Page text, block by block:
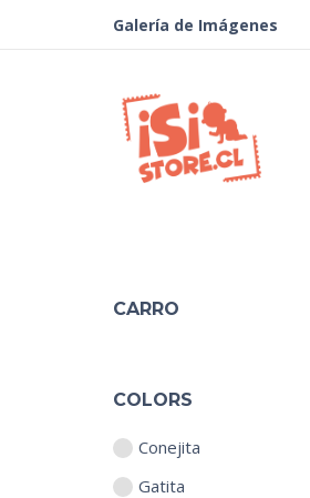
Galería de Imágenes
CARRO
COLORS
Conejita
Gatita